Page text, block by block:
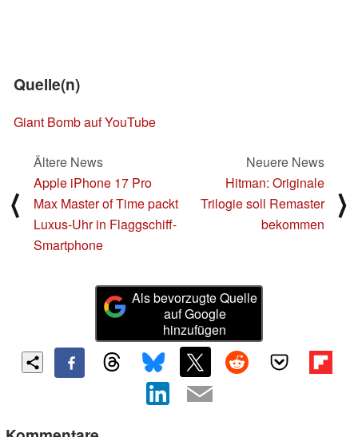
Quelle(n)
Giant Bomb auf YouTube
⟨
Ältere News
Apple iPhone 17 Pro
Max Master of Time packt
Luxus-Uhr in Flaggschiff-
Smartphone
Neuere News
Hitman: Originale
Trilogie soll Remaster
bekommen
⟩
Als bevorzugte Quelle
auf Google
hinzufügen